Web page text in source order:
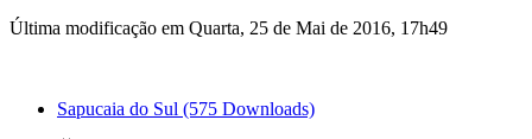
Última modificação em Quarta, 25 de Mai de 2016, 17h49
Sapucaia do Sul (575 Downloads)